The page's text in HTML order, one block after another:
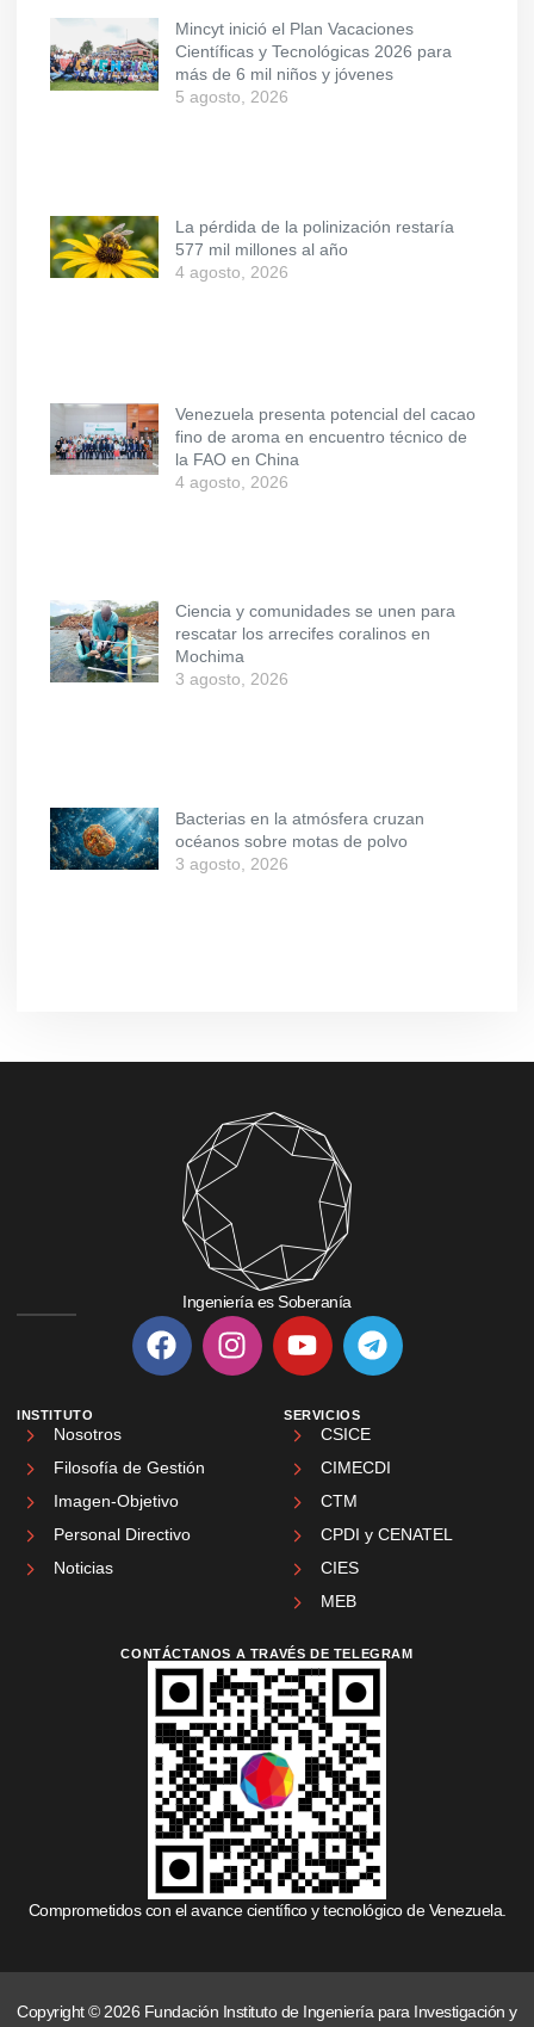
Mincyt inició el Plan Vacaciones
Científicas y Tecnológicas 2026 para
más de 6 mil niños y jóvenes
5 agosto, 2026
La pérdida de la polinización restaría
577 mil millones al año
4 agosto, 2026
Venezuela presenta potencial del cacao
fino de aroma en encuentro técnico de
la FAO en China
4 agosto, 2026
Ciencia y comunidades se unen para
rescatar los arrecifes coralinos en
Mochima
3 agosto, 2026
Bacterias en la atmósfera cruzan
océanos sobre motas de polvo
3 agosto, 2026
Ingeniería es Soberanía
INSTITUTO
Nosotros
Filosofía de Gestión
Imagen-Objetivo
Personal Directivo
Noticias
SERVICIOS
CSICE
CIMECDI
CTM
CPDI y CENATEL
CIES
MEB
CONTÁCTANOS A TRAVÉS DE TELEGRAM
Comprometidos con el avance científico y tecnológico de Venezuela.
Copyright © 2026 Fundación Instituto de Ingeniería para Investigación y